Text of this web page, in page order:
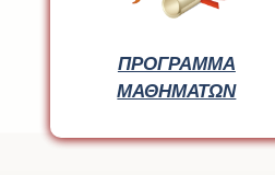
ΠΡΟΓΡΑΜΜΑ
ΜΑΘΗΜΑΤΩΝ
ΠΡΟΓΡΑΜΜΑ
ΜΑΘΗΜΑΤΩΝ